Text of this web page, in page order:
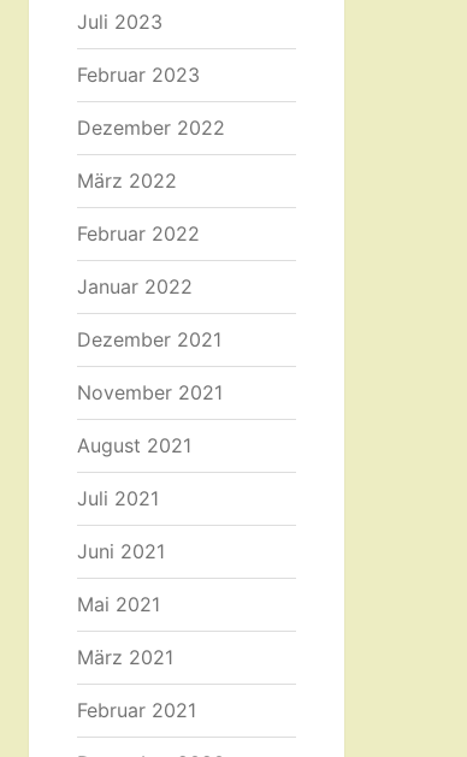
Juli 2023
Februar 2023
Dezember 2022
März 2022
Februar 2022
Januar 2022
Dezember 2021
November 2021
August 2021
Juli 2021
Juni 2021
Mai 2021
März 2021
Februar 2021